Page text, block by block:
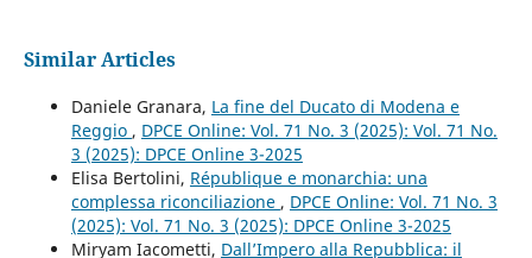
Similar Articles
Daniele Granara, La fine del Ducato di Modena e
Reggio , DPCE Online: Vol. 71 No. 3 (2025): Vol. 71 No.
3 (2025): DPCE Online 3-2025
Elisa Bertolini, République e monarchia: una
complessa riconciliazione , DPCE Online: Vol. 71 No. 3
(2025): Vol. 71 No. 3 (2025): DPCE Online 3-2025
Miryam Iacometti, Dall’Impero alla Repubblica: il